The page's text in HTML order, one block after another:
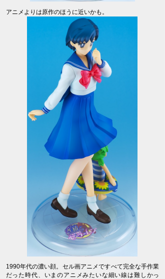
アニメよりは原作のほうに近いかも。
1990年代の濃い顔。セル画アニメですべて完全な手作業
だった時代、いまのアニメみたいな細い線は難しかっ